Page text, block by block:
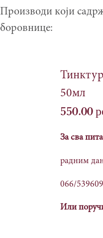
Производи који
боровнице:
50мл
550.00
За сва
радним
066/
Или